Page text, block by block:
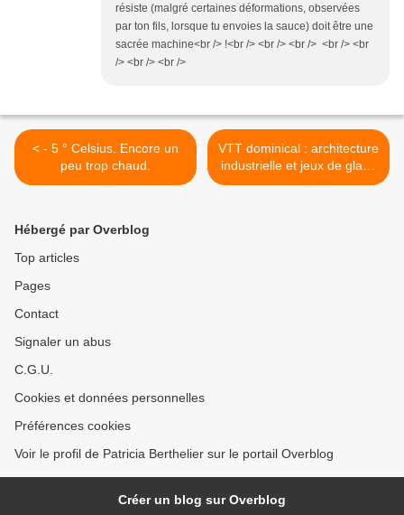
résiste (malgré certaines déformations, observées
par ton fils, lorsque tu envoies la sauce) doit être une
sacrée machine<br /> !<br /> <br /> <br /> <br /> <br
/> <br /> <br />
< - 5 ° Celsius. Encore un
peu trop chaud.
VTT dominical : architecture
industrielle et jeux de glace
>
Hébergé par Overblog
Top articles
Pages
Contact
Signaler un abus
C.G.U.
Cookies et données personnelles
Préférences cookies
Voir le profil de Patricia Berthelier sur le portail Overblog
Créer un blog sur Overblog